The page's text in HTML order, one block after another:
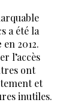
a été la
en 2012.
l’accès
ont
et
inutiles.